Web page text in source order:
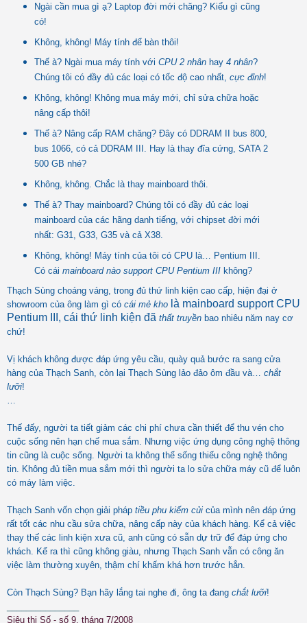
Ngài cần mua gì ạ? Laptop đời mới chăng? Kiểu gì cũng
có!
Không, không! Máy tính để bàn thôi!
Thế à? Ngài mua máy tính với CPU 2 nhânhay 4 nhân?
Chúng tôi có đầy đủ các loại có tốc độ cao nhất, cực đỉnh!
Không, không! Không mua máy mới, chỉ sửa chữa hoặc
nâng cấp thôi!
Thế à? Nâng cấp RAM chăng? Đây có DDRAM II bus 800,
bus 1066, có cả DDRAM III. Hay là thay đĩa cứng, SATA 2
500 GB nhé?
Không, không. Chắc là thay mainboard thôi.
Thế à? Thay mainboard? Chúng tôi có đầy đủ các loại
mainboard của các hãng danh tiếng, với chipset đời mới
nhất: G31, G33, G35 và cả X38.
Không, không! Máy tính của tôi có CPU là… Pentium III.
Có cái mainboard nào support CPU Pentium IIIkhông?
Thạch Sùng choáng váng, trong đủ thứ linh kiện cao cấp, hiện đại ở
showroom của ông làm gì có cái mẻ kho là mainboard support CPU
Pentium III, cái thứ linh kiện đã thất truyền bao nhiêu năm nay cơ
chứ!
Vị khách không được đáp ứng yêu cầu, quày quả bước ra sang cửa
hàng của Thạch Sanh, còn lại Thạch Sùng lảo đảo ôm đầu và… chắt
lưỡi!
Thế đấy, người ta tiết giảm các chi phí chưa cần thiết để thu vén cho
cuộc sống nên hạn chế mua sắm. Nhưng việc ứng dụng công nghệ thông
tin cũng là cuộc sống. Người ta không thể sống thiếu công nghệ thông
tin. Không đủ tiền mua sắm mới thì người ta lo sửa chữa máy cũ để luôn
có máy làm việc.
Thạch Sanh vốn chọn giải pháp tiều phu kiếm củi của mình nên đáp ứng
rất tốt các nhu cầu sửa chữa, nâng cấp này của khách hàng. Kể cả việc
thay thế các linh kiện xưa cũ, anh cũng có sẵn dự trữ để đáp ứng cho
khách. Kể ra thì cũng không giàu, nhưng Thạch Sanh vẫn có công ăn
việc làm thường xuyên, thậm chí khấm khá hơn trước hẳn.
Còn Thạch Sùng? Bạn hãy lắng tai nghe đi, ông ta đang chắt lưỡi!
Siêu thị Số - số 9, tháng 7/2008